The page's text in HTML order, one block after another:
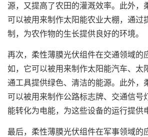
源，又提高了农田的灌溉效率。此外，
可以被用来制作太阳能农业大棚，通过
制，为农作物的生长提供良好的环境。
再次，柔性薄膜光伏组件在交通领域的
如，它可以被用来制作太阳能汽车、太
通工具提供绿色、清洁的能源。此外，
可以被用来制作公路标志牌、交通信号
能转化为电能，为这些设备的运行提供
最后，柔性薄膜光伏组件在军事领域的